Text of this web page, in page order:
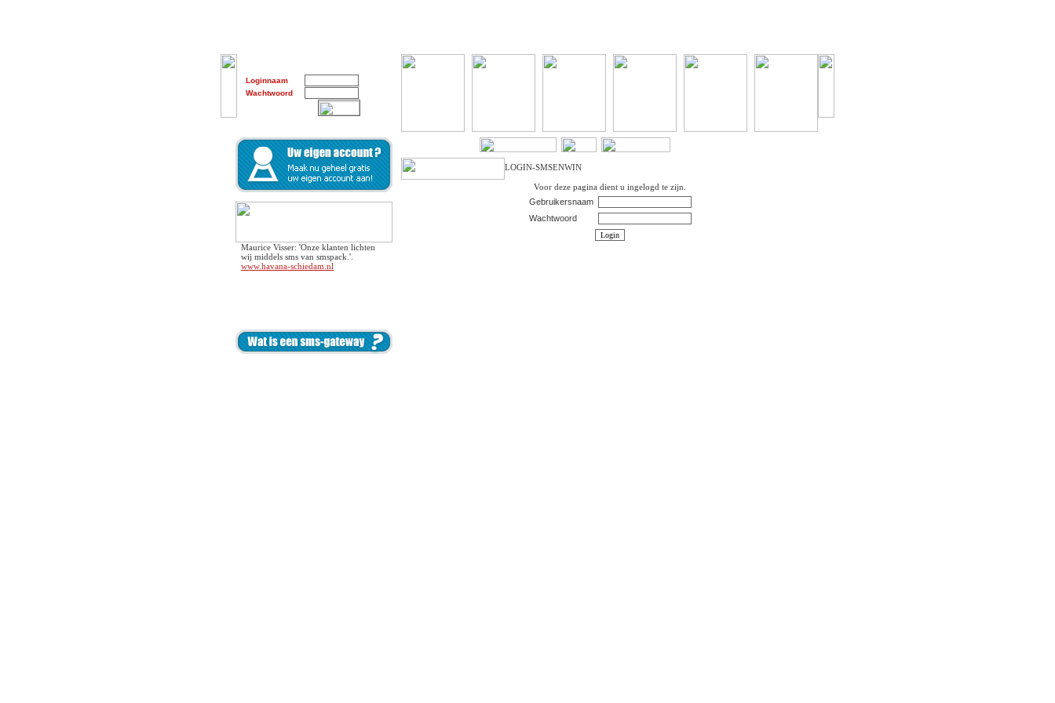
Loginnaam
Wachtwoord
Maurice Visser: 'Onze klanten lichten
wij middels sms van smspack.'.
www.havana-schiedam.nl
LOGIN-SMSENWIN
Voor deze pagina dient u ingelogd te zijn.
Gebruikersnaam
Wachtwoord